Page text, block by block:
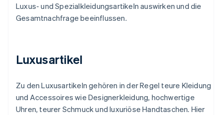
Luxus- und Spezialkleidungsartikeln auswirken und die
Gesamtnachfrage beeinflussen.
Luxusartikel
Zu den Luxusartikeln gehören in der Regel teure Kleidung
und Accessoires wie Designerkleidung, hochwertige
Uhren, teurer Schmuck und luxuriöse Handtaschen. Hier